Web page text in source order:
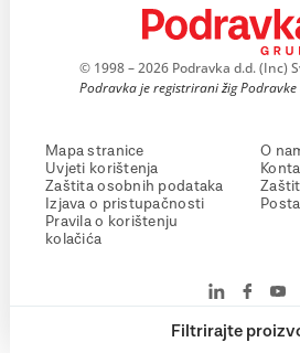
Filtrirajte
© 1998 – 2026 Podravka d.d. (Inc)
Podravka je registrirani žig Podravke
Mapa stranice
Uvjeti korištenja
Zaštita osobnih podataka
Izjava o pristupačnosti
Pravila o korištenju
kolačića
O